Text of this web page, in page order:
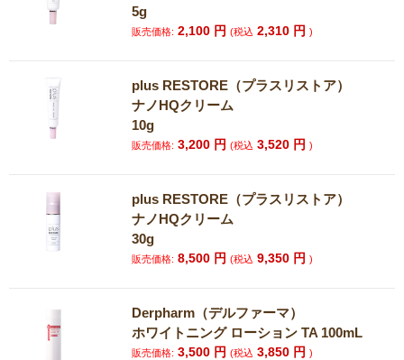
5g
販売価格: 2,100 円(税込 2,310 円)
plus RESTORE（プラスリストア）
ナノHQクリーム
10g
販売価格: 3,200 円(税込 3,520 円)
plus RESTORE（プラスリストア）
ナノHQクリーム
30g
販売価格: 8,500 円(税込 9,350 円)
Derpharm（デルファーマ）
ホワイトニング ローション TA 100mL
販売価格: 3,500 円(税込 3,850 円)